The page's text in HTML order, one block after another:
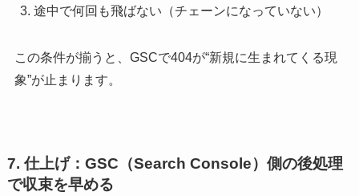
途中で何回も飛ばない（チェーンになっていない）
この条件が揃うと、GSCで404が“新規に生まれてくる現
象”が止まります。
7. 仕上げ：GSC（Search Console）側の後処理
で収束を早める